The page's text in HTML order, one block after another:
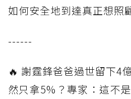
如何安全地到達真正想照
------
🔥 謝霆鋒爸爸過世留下4
然只拿5%？專家：這不